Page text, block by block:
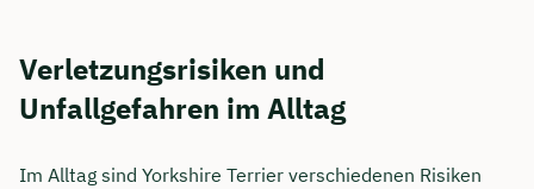
Verletzungsrisiken und
Unfallgefahren im Alltag
Im Alltag sind Yorkshire Terrier verschiedenen Risiken